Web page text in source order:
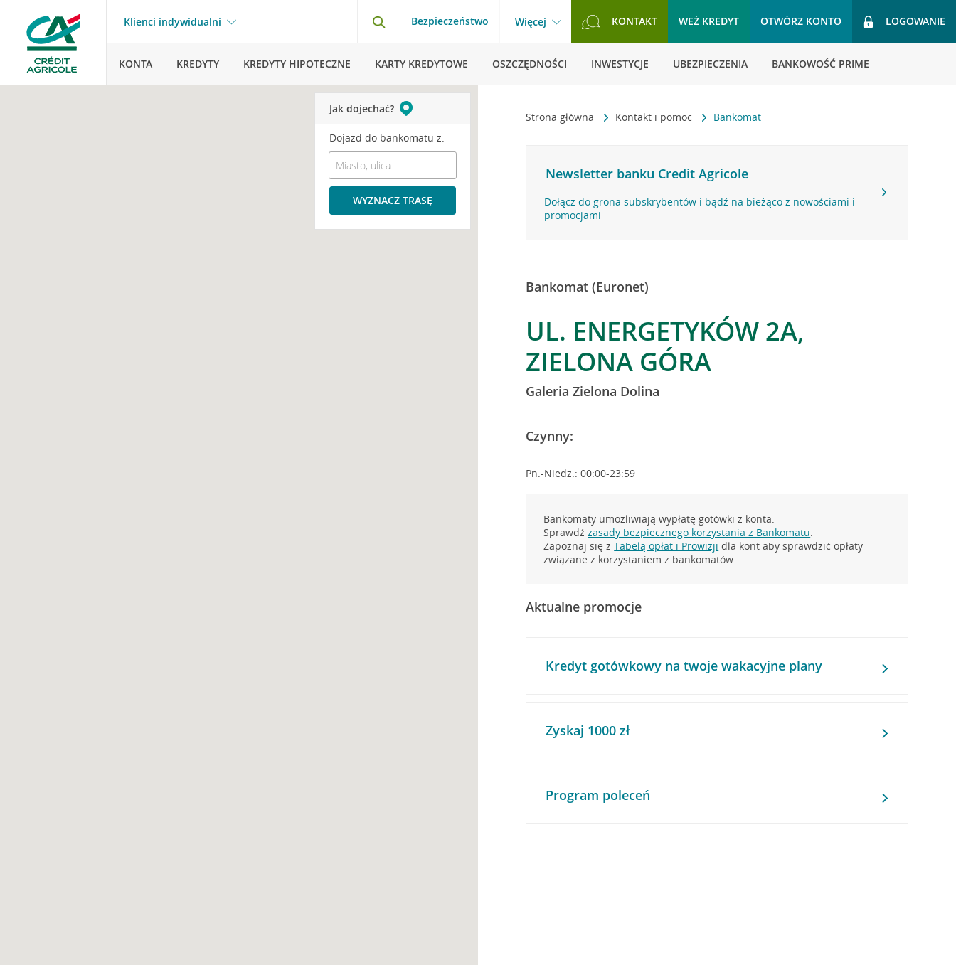
Klienci indywidualni Bezpieczeństwo Więcej KONTAKT WEŹ KREDYT OTWÓRZ KONTO LOGOWANIE
KONTA KREDYTY KREDYTY HIPOTECZNE KARTY KREDYTOWE OSZCZĘDNOŚCI INWESTYCJE UBEZPIECZENIA BANKOWOŚĆ PRIME
Strona główna Kontakt i pomoc Bankomat
Newsletter banku Credit Agricole
Dołącz do grona subskrybentów i bądź na bieżąco z nowościami i
promocjami
Bankomat (Euronet)
UL. ENERGETYKÓW 2A,
ZIELONA GÓRA
Galeria Zielona Dolina
Czynny:
Pn.-Niedz.: 00:00-23:59
Bankomaty umożliwiają wypłatę gotówki z konta.
Sprawdźzasady bezpiecznego korzystania z Bankomatu.
Zapoznaj się zTabelą opłat i Prowizji dla kont aby sprawdzić opłaty
związane z korzystaniem z bankomatów.
Aktualne promocje
Kredyt gotówkowy na twoje wakacyjne plany
Zyskaj 1000 zł
Program poleceń
Jak dojechać?
Dojazd do bankomatu z:
WYZNACZ TRASĘ